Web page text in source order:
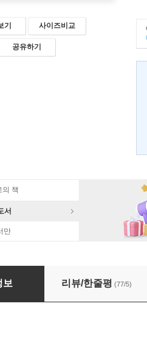
기 사이즈비교
공유하기
의 책
서
만
16가지 연애사건
보 리뷰/한줄평 (77/5)